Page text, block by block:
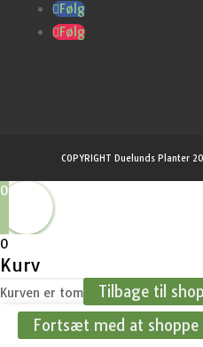
Følg
Følg
COPYRIGHT Duelunds Planter
0
0
Kurv
Kurven er tom
Tilbage til
Fortsæt med at shoppe